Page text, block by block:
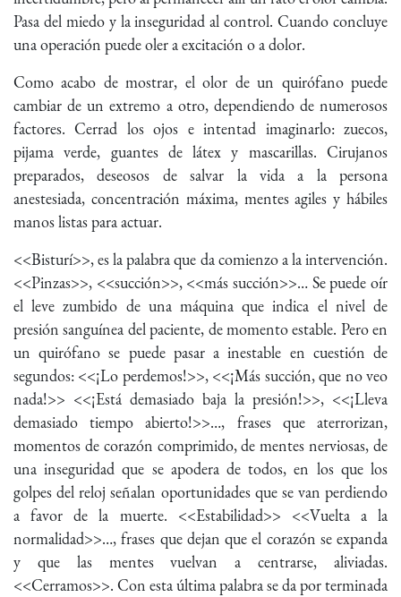
Pasa del miedo y la inseguridad al control. Cuando concluye
una operación puede oler a excitación o a dolor.
Como acabo de mostrar, el olor de un quirófano puede
cambiar de un extremo a otro, dependiendo de numerosos
factores. Cerrad los ojos e intentad imaginarlo: zuecos,
pijama verde, guantes de látex y mascarillas. Cirujanos
preparados, deseosos de salvar la vida a la persona
anestesiada, concentración máxima, mentes agiles y hábiles
manos listas para actuar.
<<Bisturí>>, es la palabra que da comienzo a la intervención.
<<Pinzas>>, <<succión>>, <<más succión>>… Se puede oír
el leve zumbido de una máquina que indica el nivel de
presión sanguínea del paciente, de momento estable. Pero en
un quirófano se puede pasar a inestable en cuestión de
segundos: <<¡Lo perdemos!>>, <<¡Más succión, que no veo
nada!>> <<¡Está demasiado baja la presión!>>, <<¡Lleva
demasiado tiempo abierto!>>…, frases que aterrorizan,
momentos de corazón comprimido, de mentes nerviosas, de
una inseguridad que se apodera de todos, en los que los
golpes del reloj señalan oportunidades que se van perdiendo
a favor de la muerte. <<Estabilidad>> <<Vuelta a la
normalidad>>…, frases que dejan que el corazón se expanda
y que las mentes vuelvan a centrarse, aliviadas.
<<Cerramos>>. Con esta última palabra se da por terminada